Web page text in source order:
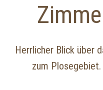
Herrlicher Blick über
zum Plosegebiet.